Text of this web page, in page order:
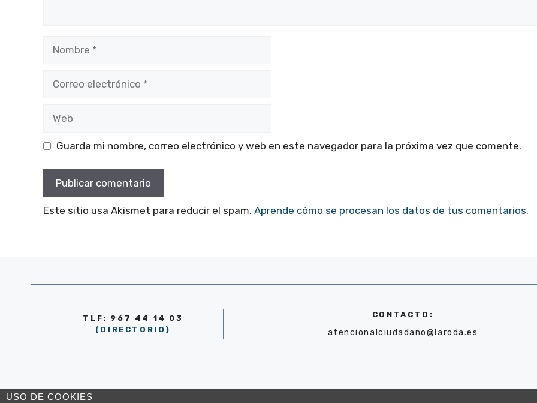
Guarda mi nombre, correo electrónico y web en este navegador para la próxima vez que comente.
Este sitio usa Akismet para reducir el spam. Aprende cómo se procesan los datos de tus comentarios.
TLF: 967 44 14 03
(DIRECTORIO)
CONTACTO:
atencionalciudadano@laroda.es
© AYUNTAMIENTO DE LA RODA 2026
USO DE COOKIES